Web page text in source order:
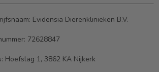
Evidensia Dierenklinieken B.V.
72628847
Hoefslag 1, 3862 KA Nijkerk